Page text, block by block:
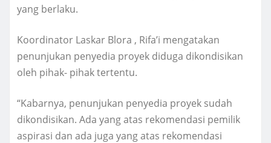
yang berlaku.
Koordinator Laskar Blora , Rifa’i mengatakan
penunjukan penyedia proyek diduga dikondisikan
oleh pihak- pihak tertentu.
“Kabarnya, penunjukan penyedia proyek sudah
dikondisikan. Ada yang atas rekomendasi pemilik
aspirasi dan ada juga yang atas rekomendasi